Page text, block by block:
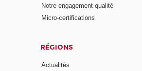
Notre engagement qualité
Micro-certifications
RÉGIONS
Actualités